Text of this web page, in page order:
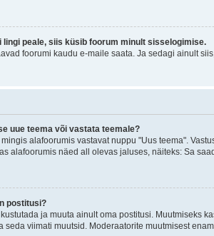
peale, siis küsib foorum minult sisselogimise.
foorumi kaudu e-maile saata. Ja sedagi ainult
uue teema või vastata teemale?
alafoorumis vastavat nuppu "Uus teema".
alafoorumis näed all olevas jaluses, näiteks: Sa
postitusi?
ja muuta ainult oma postitusi. Muutmiseks
seda viimati muutsid. Moderaatorite muutmisest